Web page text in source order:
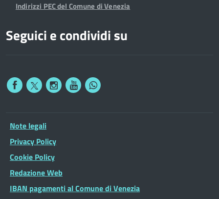
Indirizzi PEC del Comune di Venezia
Seguici e condividi su
Note legali
Privacy Policy
Cookie Policy
Redazione Web
IBAN pagamenti al Comune di Venezia